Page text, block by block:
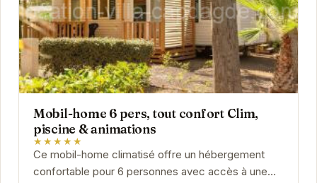
Mobil-home 6 pers, tout confort Clim,
piscine & animations
★★★★★
Ce mobil-home climatisé offre un hébergement
confortable pour 6 personnes avec accès à une